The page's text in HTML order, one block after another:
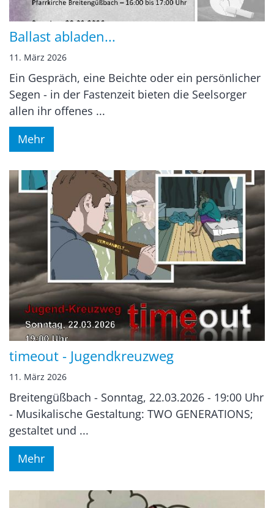
Ballast abladen...
11. März 2026
Ein Gespräch, eine Beichte oder ein persönlicher
Segen - in der Fastenzeit bieten die Seelsorger
allen ihr offenes ...
Mehr
timeout - Jugendkreuzweg
11. März 2026
Breitengüßbach - Sonntag, 22.03.2026 - 19:00 Uhr
- Musikalische Gestaltung: TWO GENERATIONS;
gestaltet und ...
Mehr